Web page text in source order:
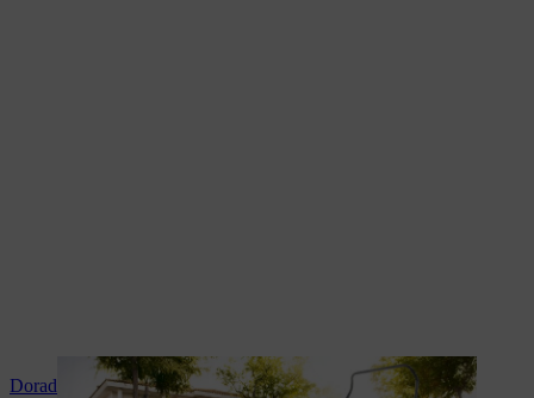
Doradztwo i instruktaż produktowy